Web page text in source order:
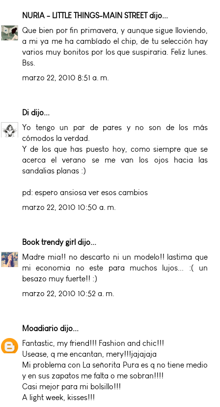
NURIA - LITTLE THINGS-MAIN STREETdijo...
Que bien por fin primavera, y aunque sigue lloviendo,
a mi ya me ha cambíado el chip, de tu selección hay
varios muy bonitos por los que suspiraria. Feliz lunes.
Bss.
marzo 22, 2010 8:51 a. m.
Di dijo...
Yo tengo un par de pares y no son de los más
cómodos la verdad.
Y de los que has puesto hoy, como siempre que se
acerca el verano se me van los ojos hacia las
sandalias planas :)
pd: espero ansiosa ver esos cambios
marzo 22, 2010 10:50 a. m.
Book trendy girl dijo...
Madre mia!! no descarto ni un modelo!! lastima que
mi economia no este para muchos lujos... :( un
besazo muy fuerte!! :)
marzo 22, 2010 10:52 a. m.
Moadiario dijo...
Fantastic, my friend!!! Fashion and chic!!!
Usease, q me encantan, mery!!!jajajaja
Mi problema con La señorita Pura es q no tiene medio
y en sus zapatos me falta o me sobran!!!!
Casi mejor para mi bolsillo!!!
A light week, kisses!!!